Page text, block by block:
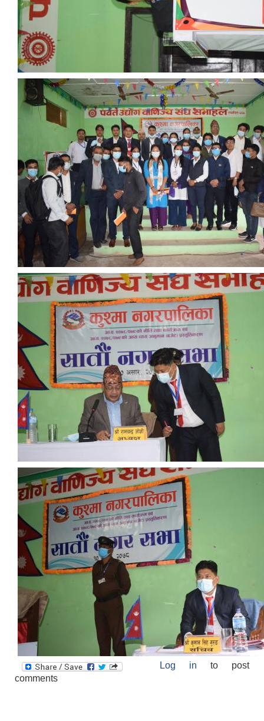
Log in to post
comments